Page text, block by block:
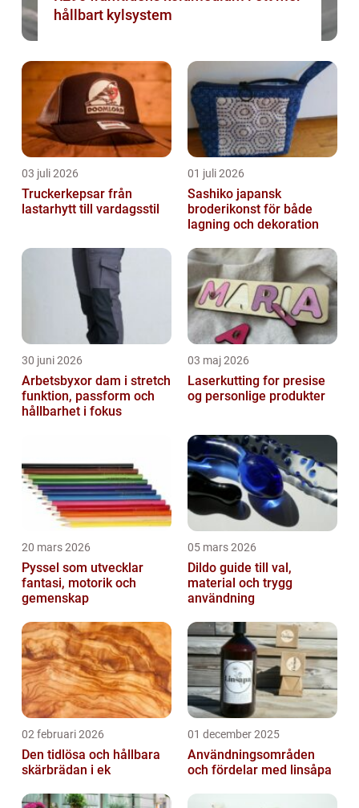
hållbart kylsystem
03 juli 2026
Truckerkepsar från
lastarhytt till vardagsstil
01 juli 2026
Sashiko japansk
broderikonst för både
lagning och dekoration
30 juni 2026
Arbetsbyxor dam i stretch
funktion, passform och
hållbarhet i fokus
03 maj 2026
Laserkutting for presise
og personlige produkter
20 mars 2026
Pyssel som utvecklar
fantasi, motorik och
gemenskap
05 mars 2026
Dildo guide till val,
material och trygg
användning
02 februari 2026
Den tidlösa och hållbara
skärbrädan i ek
01 december 2025
Användningsområden
och fördelar med linsåpa